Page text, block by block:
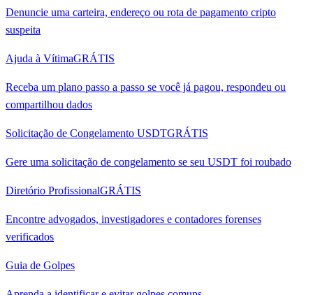
Denuncie uma carteira, endereço ou rota de pagamento cripto
suspeita
Ajuda à VítimaGRÁTIS
Receba um plano passo a passo se você já pagou, respondeu ou
compartilhou dados
Solicitação de Congelamento USDTGRÁTIS
Gere uma solicitação de congelamento se seu USDT foi roubado
Diretório ProfissionalGRÁTIS
Encontre advogados, investigadores e contadores forenses
verificados
Guia de Golpes